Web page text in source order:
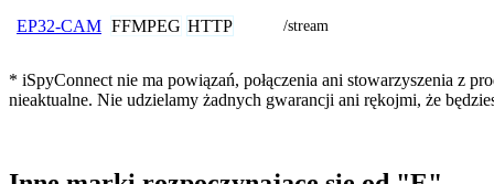
EP32-CAM FFMPEG HTTP /stream
* iSpyConnect nie ma powiązań, połączenia ani stowarzyszenia z
nieaktualne. Nie udzielamy żadnych gwarancji ani rękojmi, że